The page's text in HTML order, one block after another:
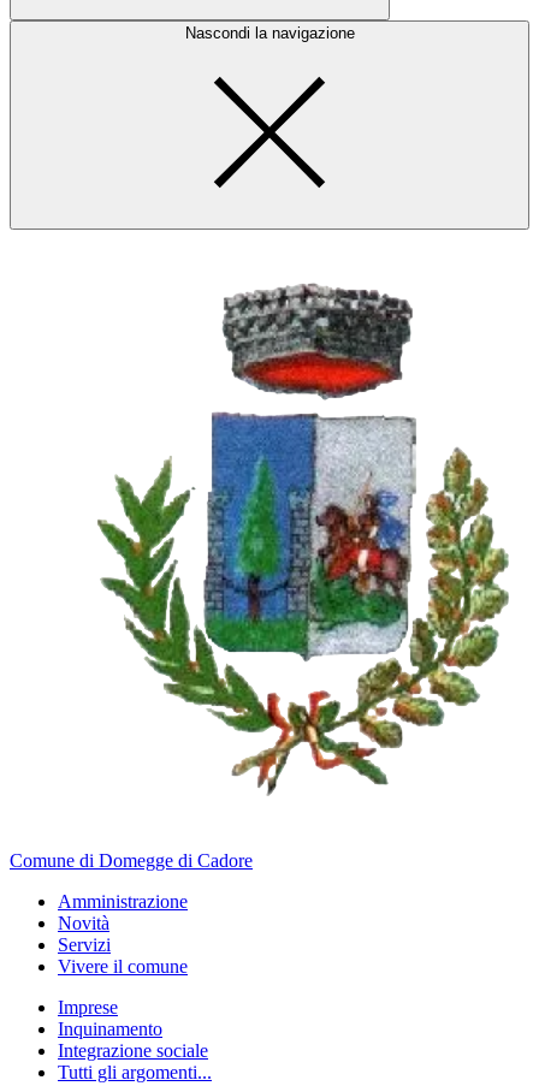
Nascondi la navigazione
Comune di Domegge di Cadore
Amministrazione
Novità
Servizi
Vivere il comune
Imprese
Inquinamento
Integrazione sociale
Tutti gli argomenti...